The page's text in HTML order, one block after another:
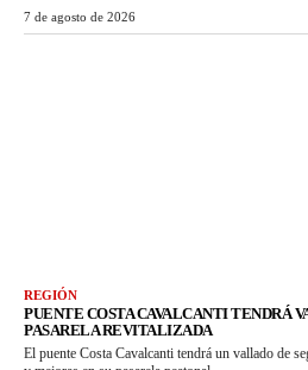
7 de agosto de 2026
REGIÓN
PUENTE COSTA CAVALCANTI TENDRÁ
PASARELA REVITALIZADA
El puente Costa Cavalcanti tendrá un vallado de